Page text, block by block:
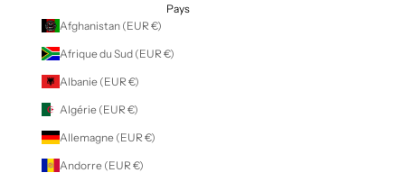
Pays
Afghanistan (EUR €)
Afrique du Sud (EUR €)
Albanie (EUR €)
Algérie (EUR €)
Allemagne (EUR €)
Andorre (EUR €)